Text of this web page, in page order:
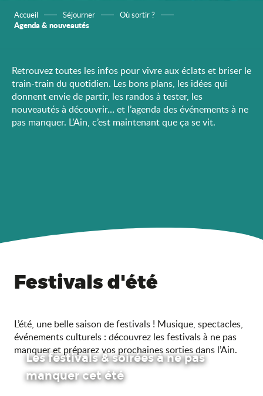
Accueil Séjourner Où sortir ?
Agenda & nouveautés
Retrouvez toutes les infos pour vivre aux éclats et briser le
train-train du quotidien. Les bons plans, les idées qui
donnent envie de partir, les randos à tester, les
nouveautés à découvrir… et l’agenda des événements à ne
pas manquer. L’Ain, c’est maintenant que ça se vit.
Festivals d'été
L’été, une belle saison de festivals ! Musique, spectacles,
événements culturels : découvrez les festivals à ne pas
manquer et préparez vos prochaines sorties dans l’Ain.
Les festivals & soirées à ne pas
manquer cet été